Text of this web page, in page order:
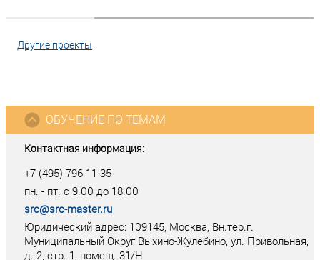
Другие проекты
Контактная информация:
+7 (495) 796-11-35
пн. - пт. с 9.00 до 18.00
src@src-master.ru
Юридический адрес: 109145, Москва, Вн.тер.г.
Муниципальный Округ Выхино-Жулебино, ул. Привольная,
д. 2, стр. 1, помещ. 31/Н
ОБУЧЕНИЕ ПО ТЕМАМ